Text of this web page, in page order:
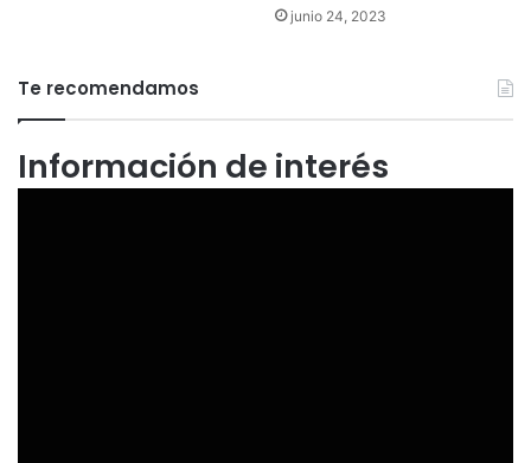
junio 24, 2023
Te recomendamos
Información de interés